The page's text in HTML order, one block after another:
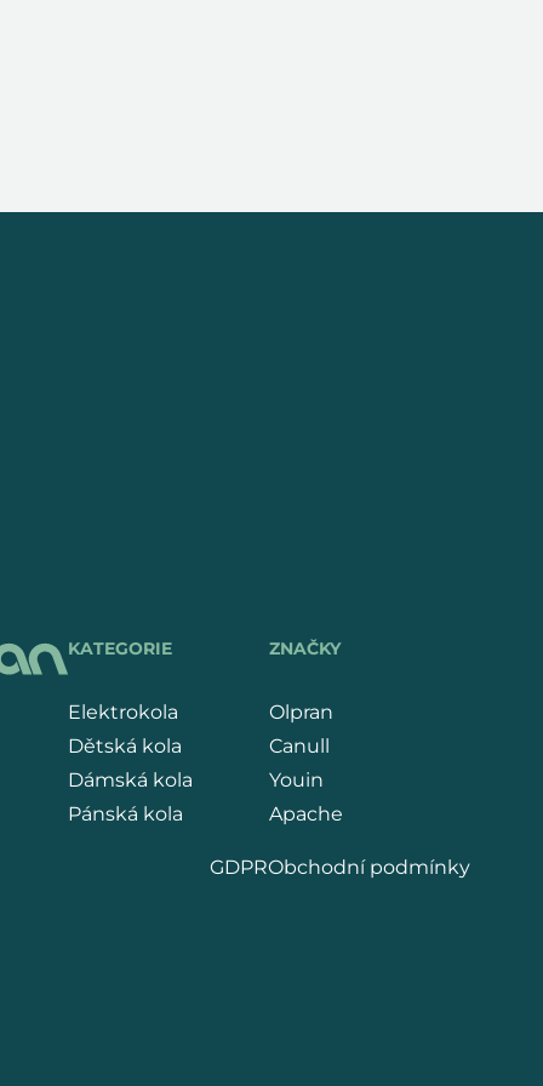
KATEGORIE
Elektrokola
Dětská kola
Dámská kola
Pánská kola
ZNAČKY
Olpran
Canull
Youin
Apache
GDPRObchodní podmínky